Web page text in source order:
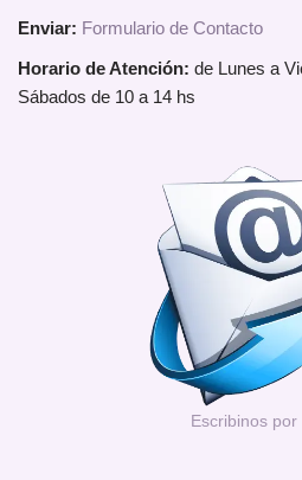
Enviar: Formulario de Contacto
Horario de Atención: de Lunes a
Sábados de 10 a 14 hs
Escribinos por